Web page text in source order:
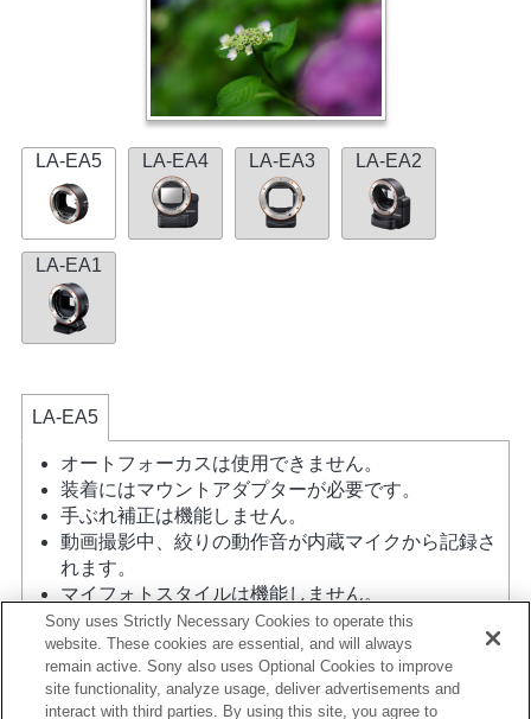
LA-EA5 LA-EA4 LA-EA3 LA-EA2
LA-EA1
LA-EA5
オートフォーカスは使用できません。
装着にはマウントアダプターが必要です。
手ぶれ補正は機能しません。
動画撮影中、絞りの動作音が内蔵マイクから記録さ
れます。
マイフォトスタイルは機能しません。
A（絞り優先）モード、S（シャッター優先）モー
ド、M（マニュアル）モード時以外では、動画撮影
中にシャッタースピードや絞りの設定ができませ
ん。
Sony uses Strictly Necessary Cookies to operate this
website. These cookies are essential, and will always
remain active. Sony also uses Optional Cookies to improve
site functionality, analyze usage, deliver advertisements and
interact with third parties. By using this site, you agree to